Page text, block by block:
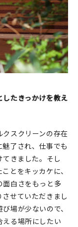
たきっかけを教え
スクリーンの存在
了され、仕事でも
きました。そし
とをキッカケに、
面白さをもっと多
せていただきまし
場が少ないので、
る場所にしたい